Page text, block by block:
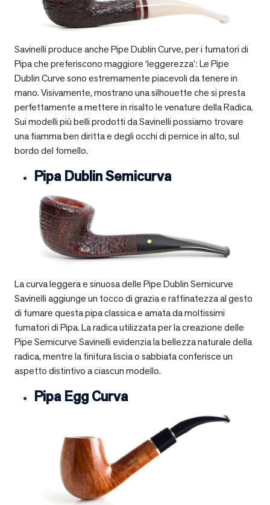
Savinelli produce anche Pipe Dublin Curve, per i fumatori di
Pipa che preferiscono maggiore ‘leggerezza’: Le Pipe
Dublin Curve sono estremamente piacevoli da tenere in
mano. Visivamente, mostrano una silhouette che si presta
perfettamente a mettere in risalto le venature della Radica.
Sui modelli più belli prodotti da Savinelli possiamo trovare
una fiamma ben diritta e degli occhi di pernice in alto, sul
bordo del fornello.
Pipa Dublin Semicurva
La curva leggera e sinuosa delle Pipe Dublin Semicurve
Savinelli aggiunge un tocco di grazia e raffinatezza al gesto
di fumare questa pipa classica e amata da moltissimi
fumatori di Pipa. La radica utilizzata per la creazione delle
Pipe Semicurve Savinelli evidenzia la bellezza naturale della
radica, mentre la finitura liscia o sabbiata conferisce un
aspetto distintivo a ciascun modello.
Pipa Egg Curva